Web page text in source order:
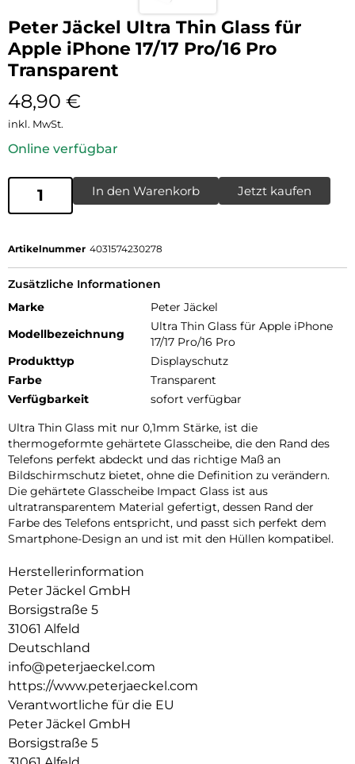
Peter Jäckel Ultra Thin Glass für
Apple iPhone 17/17 Pro/16 Pro
Transparent
48,90 €
inkl. MwSt.
Online verfügbar
In den Warenkorb Jetzt kaufen
Artikelnummer 4031574230278
Zusätzliche Informationen
Marke
Peter Jäckel
Modellbezeichnung
Ultra Thin Glass für Apple iPhone
17/17 Pro/16 Pro
Produkttyp
Displayschutz
Farbe
Transparent
Verfügbarkeit
sofort verfügbar
Ultra Thin Glass mit nur 0,1mm Stärke, ist die
thermogeformte gehärtete Glasscheibe, die den Rand des
Telefons perfekt abdeckt und das richtige Maß an
Bildschirmschutz bietet, ohne die Definition zu verändern.
Die gehärtete Glasscheibe Impact Glass ist aus
ultratransparentem Material gefertigt, dessen Rand der
Farbe des Telefons entspricht, und passt sich perfekt dem
Smartphone-Design an und ist mit den Hüllen kompatibel.
Herstellerinformation
Peter Jäckel GmbH
Borsigstraße 5
31061 Alfeld
Deutschland
info@peterjaeckel.com
https://www.peterjaeckel.com
Verantwortliche für die EU
Peter Jäckel GmbH
Borsigstraße 5